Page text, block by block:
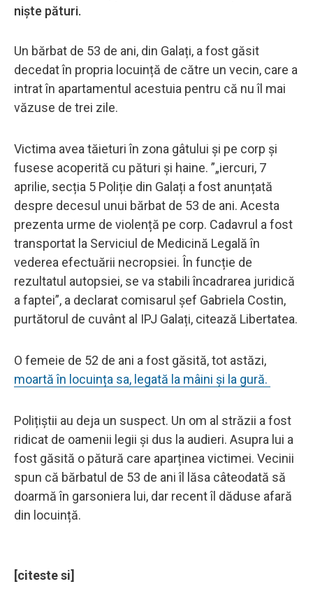
niște pături.
Un bărbat de 53 de ani, din Galați, a fost găsit
decedat în propria locuință de către un vecin, care a
intrat în apartamentul acestuia pentru că nu îl mai
văzuse de trei zile.
Victima avea tăieturi în zona gâtului și pe corp și
fusese acoperită cu pături și haine. ”„iercuri, 7
aprilie, secția 5 Poliție din Galați a fost anunțată
despre decesul unui bărbat de 53 de ani. Acesta
prezenta urme de violență pe corp. Cadavrul a fost
transportat la Serviciul de Medicină Legală în
vederea efectuării necropsiei. În funcție de
rezultatul autopsiei, se va stabili încadrarea juridică
a faptei”, a declarat comisarul șef Gabriela Costin,
purtătorul de cuvânt al IPJ Galați, citează Libertatea.
O femeie de 52 de ani a fost găsită, tot astăzi,
moartă în locuința sa, legată la mâini și la gură.
Polițiștii au deja un suspect. Un om al străzii a fost
ridicat de oamenii legii și dus la audieri. Asupra lui a
fost găsită o pătură care aparținea victimei. Vecinii
spun că bărbatul de 53 de ani îl lăsa câteodată să
doarmă în garsoniera lui, dar recent îl dăduse afară
din locuință.
[citeste si]